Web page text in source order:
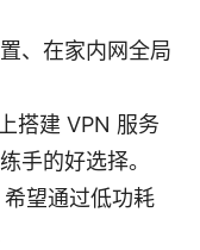
、在家内网全局
搭建 VPN 服务
手的好选择。
望通过低功耗